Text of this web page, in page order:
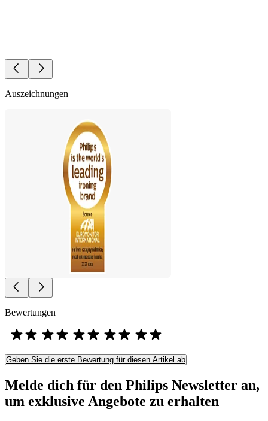
Auszeichnungen
Bewertungen
Geben Sie die erste Bewertung für diesen Artikel ab
Melde dich für den Philips Newsletter an,
um exklusive Angebote zu erhalten